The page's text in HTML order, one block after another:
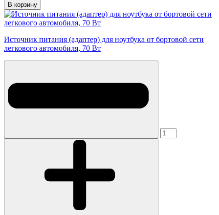
В корзину
Источник питания (адаптер) для ноутбука от бортовой сети
легкового автомобиля, 70 Вт